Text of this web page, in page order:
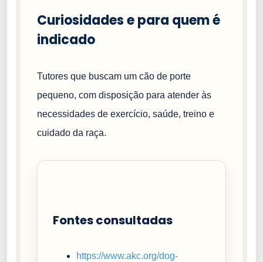
Curiosidades e para quem é
indicado
Tutores que buscam um cão de porte
pequeno, com disposição para atender às
necessidades de exercício, saúde, treino e
cuidado da raça.
Fontes consultadas
https://www.akc.org/dog-